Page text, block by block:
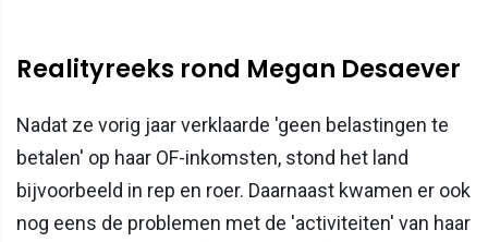
Realityreeks rond Megan Desaever
Nadat ze vorig jaar verklaarde 'geen belastingen te
betalen' op haar OF-inkomsten, stond het land
bijvoorbeeld in rep en roer. Daarnaast kwamen er ook
nog eens de problemen met de 'activiteiten' van haar